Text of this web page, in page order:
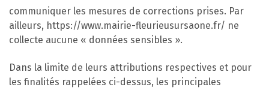
communiquer les mesures de corrections prises. Par
ailleurs, https://www.mairie-fleurieusursaone.fr/ ne
collecte aucune « données sensibles ».
Dans la limite de leurs attributions respectives et pour
les finalités rappelées ci-dessus, les principales